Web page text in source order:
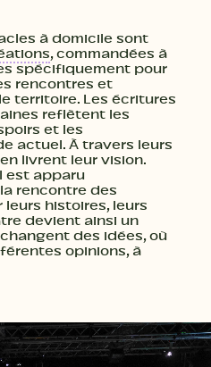
à domicile sont
, commandées à
spécifiquement pour
rencontres et
territoire. Les écritures
reflètent les
et les
actuel. À travers leurs
livrent leur vision.
est apparu
rencontre des
leurs histoires, leurs
devient ainsi un
des idées, où
opinions, à